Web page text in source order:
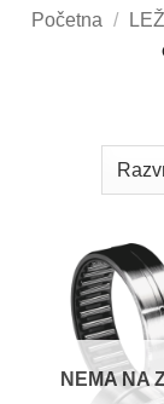
Početna /
NEMA NA